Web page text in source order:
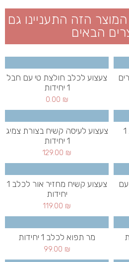
הזה התעניינו גם
הבאים
צעצוע לכלב חולצת טי עם חבל
1 יחידות
0.00 ₪
צעצוע קשיח בצורת צמיג 1
צעצוע לעיסה קשיח בצורת צמיג
1 יחידות
129.00 ₪
צעצוע קשיח מחזיר אור לכלב 1
יחידות
119.00 ₪
מר תפוא לכלב 1 יחידות
99.00 ₪